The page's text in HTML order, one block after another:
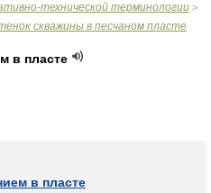
технической терминологии >
скважины в песчаном пласте
в пласте
в пласте